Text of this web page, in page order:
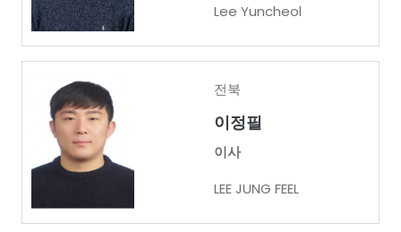
Lee Yuncheol
전북
이정필
이사
LEE JUNG FEEL